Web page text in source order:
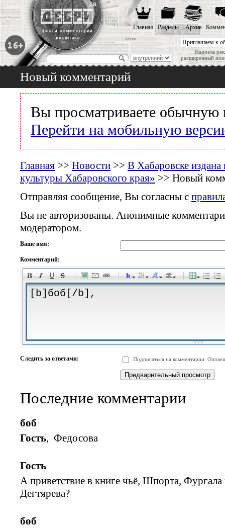
Приглашаем к
Надоела
расширенный
Главная Разделы Архив
Новый комментарий
Вы просматриваете обычную
Перейти на мобильную
Главная >> Новости >> В Хабаровске
культуры Хабаровского края» >> Новый
Отправляя сообщение, Вы согласны с
Вы не авторизованы. Анонимные
модератором.
Ваше имя:
Комментарий:
-
-
-
-
-
-
-
-
-
-
-
-
-
-
Следить за ответами: Подписаться на комментарии.
Последние комментарии
боб
Гость, Федосова
Гость
А приветствие в книге чьё, Шпорта,
Дегтярева?
боб